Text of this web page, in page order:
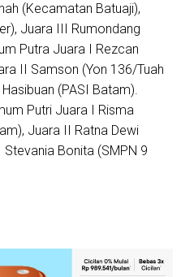
(Kecamatan Batuaji),
Juara III Rumondang
Putra Juara I Rezcan
II Samson (Yon 136/Tuah
(PASI Batam).
Putri Juara I Risma
Juara II Ratna Dewi
Bonita (SMPN 9